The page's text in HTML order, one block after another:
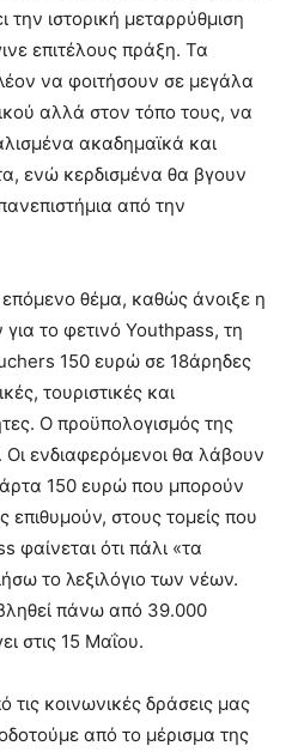
την ιστορική μεταρρύθμιση
επιτέλους πράξη. Τα
να φοιτήσουν σε μεγάλα
αλλά στον τόπο τους, να
ακαδημαϊκά και
ενώ κερδισμένα θα βγουν
από την
θέμα, καθώς άνοιξε η
το φετινό Youthpass, τη
150 ευρώ σε 18άρηδες
τουριστικές και
Ο προϋπολογισμός της
ενδιαφερόμενοι θα λάβουν
150 ευρώ που μπορούν
στους τομείς που
ότι πάλι «τα
το λεξιλόγιο των νέων.
πάνω από 39.000
στις 15 Μαΐου.
τις κοινωνικές δράσεις μας
από το μέρισμα της